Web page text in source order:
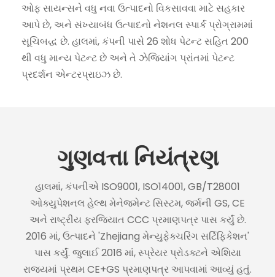
ઓફ સાયન્સને વધુ નવા ઉત્પાદનો વિકસાવવા માટે સહકાર
આપે છે, અને સંખ્યાબંધ ઉત્પાદનો નેશનલ સ્પાર્ક પ્રોગ્રામમાં
સૂચિબદ્ધ છે. હાલમાં, કંપની પાસે 26 શોધ પેટન્ટ સહિત 200
થી વધુ માન્ય પેટન્ટ છે અને તે ઝેજિયાંગ પ્રાંતમાં પેટન્ટ
પ્રદર્શન એન્ટરપ્રાઇઝ છે.
ગુણવત્તા નિયંત્રણ
હાલમાં, કંપનીએ ISO9001, ISO14001, GB/T28001
ઓક્યુપેશનલ હેલ્થ મેનેજમેન્ટ સિસ્ટમ, જર્મની GS, CE
અને રાષ્ટ્રીય ફરજિયાત CCC પ્રમાણપત્ર પાસ કર્યું છે.
2016 માં, ઉત્પાદને 'Zhejiang મેન્યુફેક્ચરિંગ સર્ટિફિકેશન'
પાસ કર્યું. જુલાઈ 2016 માં, સ્પ્રેયર પ્રોડક્ટને એશિયા
રાજ્યમાં પ્રથમ CE+GS પ્રમાણપત્ર આપવામાં આવ્યું હતું.